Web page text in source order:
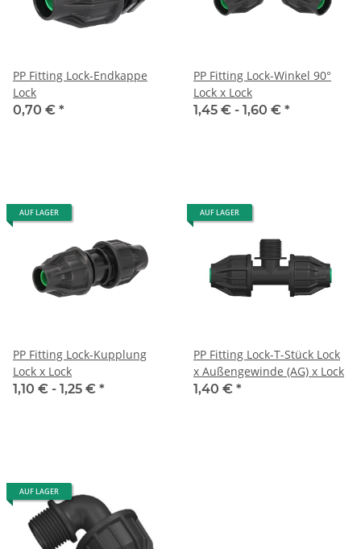
PP Fitting Lock-Endkappe
Lock
0,70 € *
PP Fitting Lock-Winkel 90°
Lock x Lock
1,45 € - 1,60 € *
AUF LAGER
PP Fitting Lock-Kupplung
Lock x Lock
1,10 € - 1,25 € *
AUF LAGER
PP Fitting Lock-T-Stück Lock
x Außengewinde (AG) x Lock
1,40 € *
AUF LAGER